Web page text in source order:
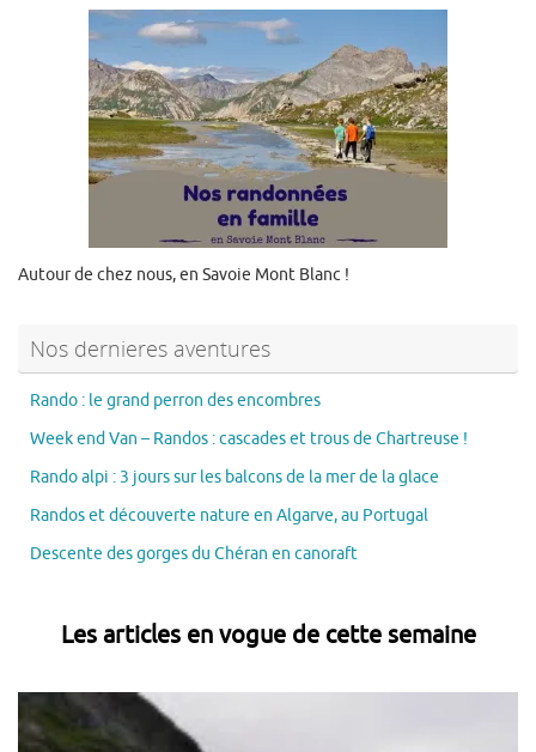
Autour de chez nous, en Savoie Mont Blanc !
Nos dernieres aventures
Rando : le grand perron des encombres
Week end Van – Randos : cascades et trous de Chartreuse !
Rando alpi : 3 jours sur les balcons de la mer de la glace
Randos et découverte nature en Algarve, au Portugal
Descente des gorges du Chéran en canoraft
Les articles en vogue de cette semaine